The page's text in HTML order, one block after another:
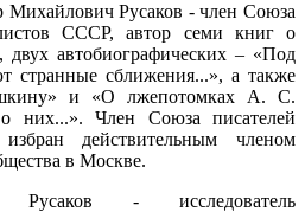
Михайлович Русаков - член Союза
СССР, автор семи книг о
автобиографических – «Под
странные сближения...», а также
и «О лжепотомках А. С.
Член Союза писателей
действительным членом
в Москве.
Русаков - исследователь